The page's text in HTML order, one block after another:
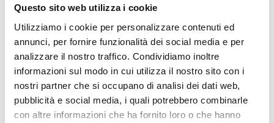
Questo sito web utilizza i cookie
Utilizziamo i cookie per personalizzare contenuti ed
annunci, per fornire funzionalità dei social media e per
analizzare il nostro traffico. Condividiamo inoltre
informazioni sul modo in cui utilizza il nostro sito con i
nostri partner che si occupano di analisi dei dati web,
pubblicità e social media, i quali potrebbero combinarle
con altre informazioni che ha fornito loro o che hanno
Numero di bagni:
Numero letti:10